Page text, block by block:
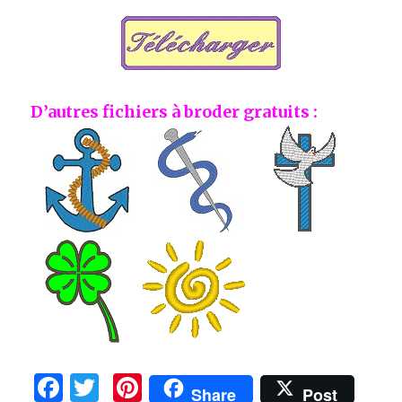
D’autres fichiers à broder gratuits :
F
T
Pi
Share
Post